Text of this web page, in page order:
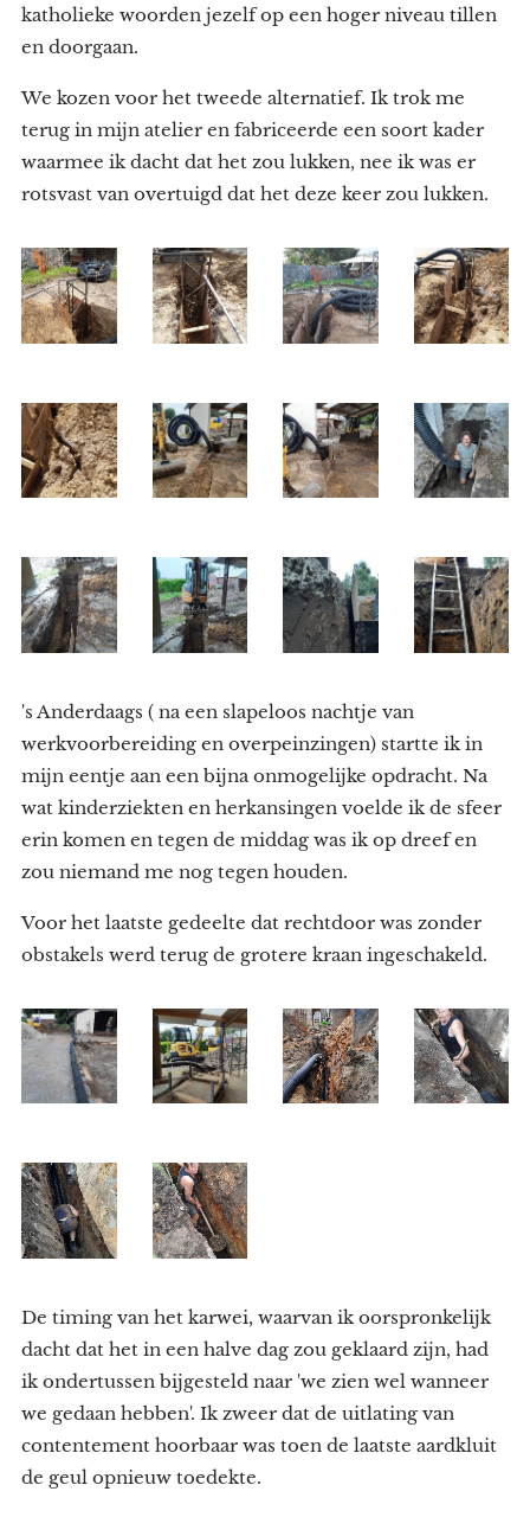
katholieke woorden jezelf op een hoger niveau tillen
en doorgaan.
We kozen voor het tweede alternatief. Ik trok me
terug in mijn atelier en fabriceerde een soort kader
waarmee ik dacht dat het zou lukken, nee ik was er
rotsvast van overtuigd dat het deze keer zou lukken.
's Anderdaags ( na een slapeloos nachtje van
werkvoorbereiding en overpeinzingen) startte ik in
mijn eentje aan een bijna onmogelijke opdracht. Na
wat kinderziekten en herkansingen voelde ik de sfeer
erin komen en tegen de middag was ik op dreef en
zou niemand me nog tegen houden.
Voor het laatste gedeelte dat rechtdoor was zonder
obstakels werd terug de grotere kraan ingeschakeld.
De timing van het karwei, waarvan ik oorspronkelijk
dacht dat het in een halve dag zou geklaard zijn, had
ik ondertussen bijgesteld naar 'we zien wel wanneer
we gedaan hebben'. Ik zweer dat de uitlating van
contentement hoorbaar was toen de laatste aardkluit
de geul opnieuw toedekte.